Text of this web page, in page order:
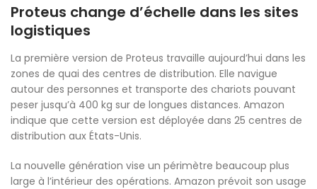
Proteus change d’échelle dans les sites
logistiques
La première version de Proteus travaille aujourd’hui dans les
zones de quai des centres de distribution. Elle navigue
autour des personnes et transporte des chariots pouvant
peser jusqu’à 400 kg sur de longues distances. Amazon
indique que cette version est déployée dans 25 centres de
distribution aux États-Unis.
La nouvelle génération vise un périmètre beaucoup plus
large à l’intérieur des opérations. Amazon prévoit son usage